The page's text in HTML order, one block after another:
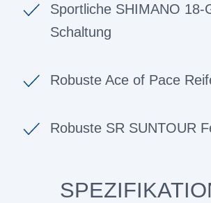
Sportliche SHIMANO 18-
Schaltung
Robuste Ace of Pace
Robuste SR SUNTOUR